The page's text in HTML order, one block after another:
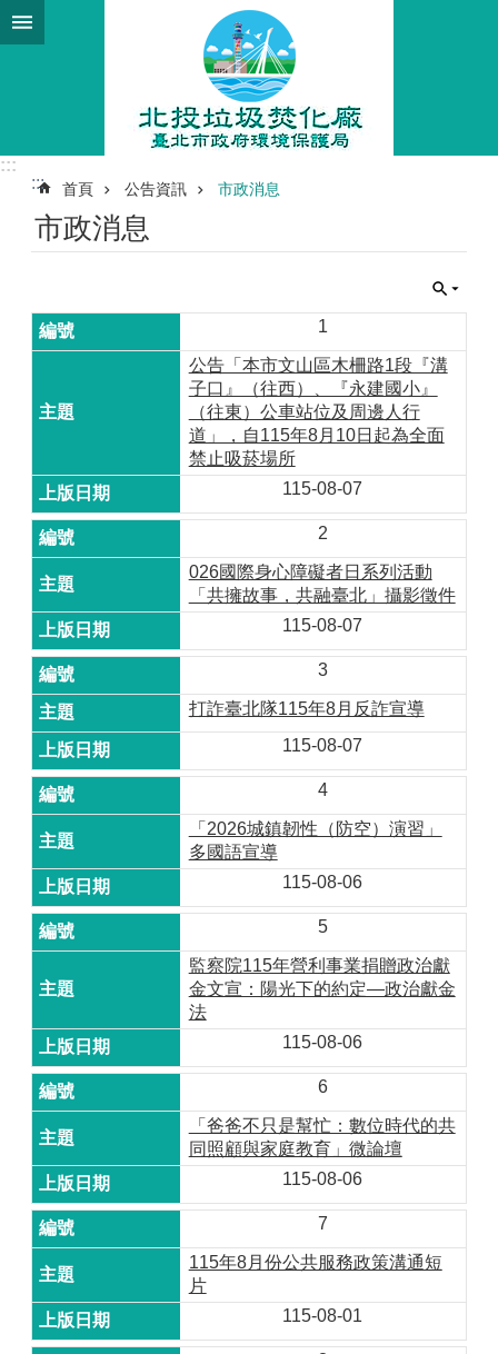
跳到主要內容區塊
:::
:::
首頁 公告資訊 市政消息
市政消息
1
公告「本市文山區木柵路1段『溝
子口』（往西）、『永建國小』
（往東）公車站位及周邊人行
道」，自115年8月10日起為全面
禁止吸菸場所
115-08-07
2
026國際身心障礙者日系列活動
「共擁故事，共融臺北」攝影徵件
115-08-07
3
打詐臺北隊115年8月反詐宣導
115-08-07
4
「2026城鎮韌性（防空）演習」
多國語宣導
115-08-06
5
監察院115年營利事業捐贈政治獻
金文宣：陽光下的約定—政治獻金
法
115-08-06
6
「爸爸不只是幫忙：數位時代的共
同照顧與家庭教育」微論壇
115-08-06
7
115年8月份公共服務政策溝通短
片
115-08-01